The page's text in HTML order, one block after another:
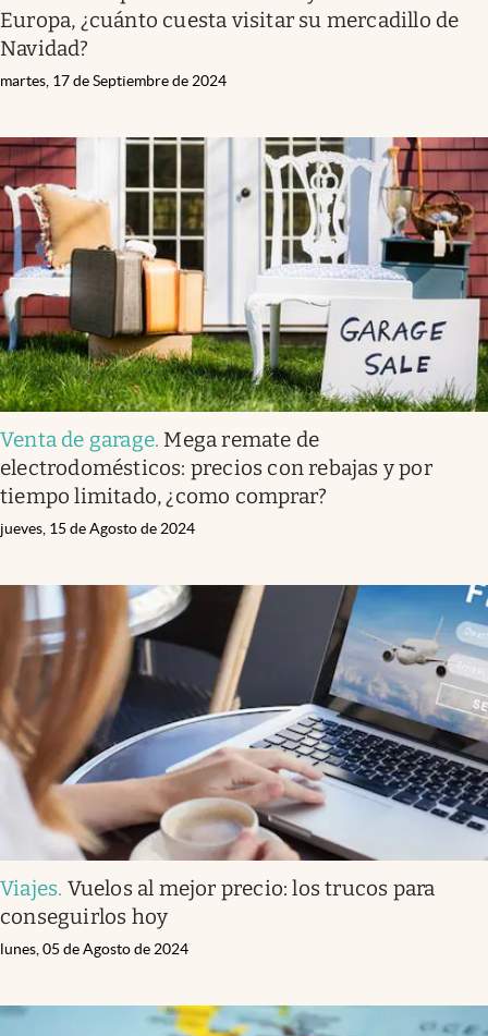
Europa, ¿cuánto cuesta visitar su mercadillo de
Navidad?
martes, 17 de Septiembre de 2024
Venta de garage. Mega remate de
electrodomésticos: precios con rebajas y por
tiempo limitado, ¿como comprar?
jueves, 15 de Agosto de 2024
Viajes. Vuelos al mejor precio: los trucos para
conseguirlos hoy
lunes, 05 de Agosto de 2024